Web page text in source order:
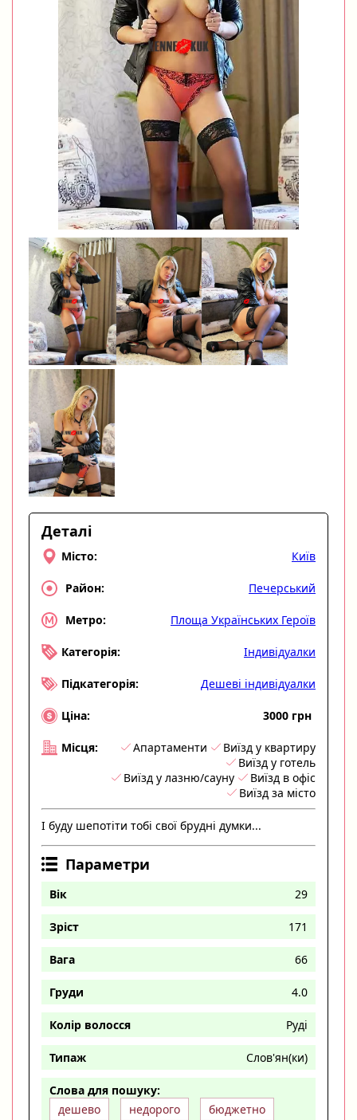
Деталі
Місто: Київ
Район: Печерський
Метро: Площа Українських Героїв
Категорія: Індивідуалки
Підкатегорія: Дешеві індивідуалки
Ціна: 3000 грн
Місця: Апартаменти
Виїзд у квартиру
Виїзд у готель
Виїзд у лазню/сауну
Виїзд в офіс
Виїзд за місто
І буду шепотіти тобі свої брудні думки...
Параметри
Вік 29
Зріст 171
Вага 66
Груди 4.0
Колір волосся Руді
Типаж Слов'ян(ки)
Слова для пошуку:
дешево
недорого
бюджетно